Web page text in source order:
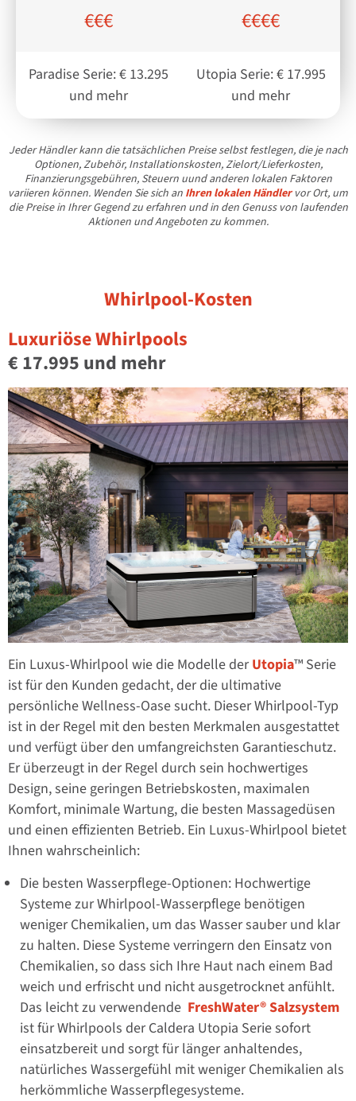
€€€ €€€€
Paradise Serie: € 13.295
und mehr
Utopia Serie: € 17.995
und mehr
Jeder Händler kann die tatsächlichen Preise selbst festlegen, die je nach
Optionen, Zubehör, Installationskosten, Zielort/Lieferkosten,
Finanzierungsgebühren, Steuern uund anderen lokalen Faktoren
variieren können. Wenden Sie sich an Ihren lokalen Händlervor Ort, um
die Preise in Ihrer Gegend zu erfahren und in den Genuss von laufenden
Aktionen und Angeboten zu kommen.
Whirlpool-Kosten
Luxuriöse Whirlpools
€ 17.995 und mehr
Ein Luxus-Whirlpool wie die Modelle derUtopia™ Serie
ist für den Kunden gedacht, der die ultimative
persönliche Wellness-Oase sucht. Dieser Whirlpool-Typ
ist in der Regel mit den besten Merkmalen ausgestattet
und verfügt über den umfangreichsten Garantieschutz.
Er überzeugt in der Regel durch sein hochwertiges
Design, seine geringen Betriebskosten, maximalen
Komfort, minimale Wartung, die besten Massagedüsen
und einen effizienten Betrieb. Ein Luxus-Whirlpool bietet
Ihnen wahrscheinlich:
Die besten Wasserpflege-Optionen: Hochwertige
Systeme zur Whirlpool-Wasserpflege benötigen
weniger Chemikalien, um das Wasser sauber und klar
zu halten. Diese Systeme verringern den Einsatz von
Chemikalien, so dass sich Ihre Haut nach einem Bad
weich und erfrischt und nicht ausgetrocknet anfühlt.
Das leicht zu verwendende FreshWater® Salzsystem
ist für Whirlpools der Caldera Utopia Serie sofort
einsatzbereit und sorgt für länger anhaltendes,
natürliches Wassergefühl mit weniger Chemikalien als
herkömmliche Wasserpflegesysteme.